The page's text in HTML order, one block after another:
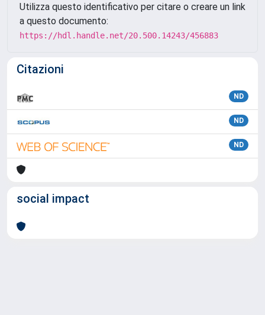
Utilizza questo identificativo per citare o creare un link
a questo documento:
https://hdl.handle.net/20.500.14243/456883
Citazioni
ND
ND
ND
social impact